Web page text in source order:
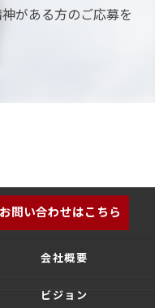
がある方のご応募を
お問い合わせはこちら
会社概要
ビジョン